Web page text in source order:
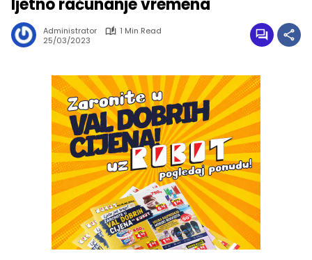
ljetno računanje vremena
Administrator
1 Min Read
25/03/2023